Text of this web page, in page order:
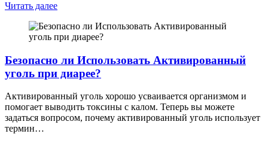
Читать далее
Безопасно ли Использовать Активированный
уголь при диарее?
Активированный уголь хорошо усваивается организмом и
помогает выводить токсины с калом. Теперь вы можете
задаться вопросом, почему активированный уголь использует
термин…